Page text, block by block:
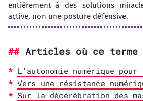
entièrement à des solutions
active, non une posture défensive.
Articles où ce terme
L’autonomie numérique
Vers une résistance
Sur la décérébration des